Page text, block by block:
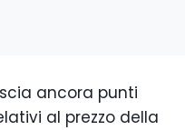
ancora punti
al prezzo della